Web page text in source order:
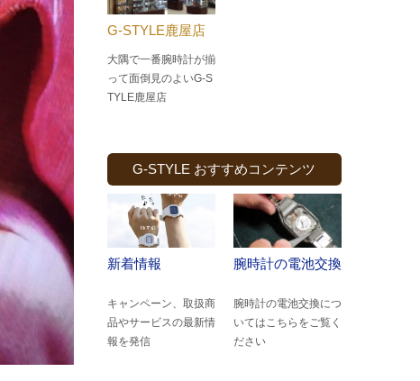
G-STYLE鹿屋店
大隅で一番腕時計が揃
って面倒見のよいG-S
TYLE鹿屋店
G-STYLE おすすめコンテンツ
新着情報
キャンペーン、取扱商
品やサービスの最新情
報を発信
腕時計の電池交換
腕時計の電池交換につ
いてはこちらをご覧く
ださい